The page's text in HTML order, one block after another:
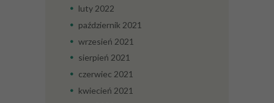
luty 2022
październik 2021
wrzesień 2021
sierpień 2021
czerwiec 2021
kwiecień 2021